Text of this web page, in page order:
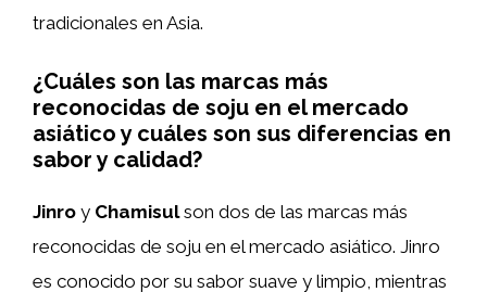
tradicionales en Asia.
¿Cuáles son las marcas más
reconocidas de soju en el mercado
asiático y cuáles son sus diferencias en
sabor y calidad?
Jinro y Chamisulson dos de las marcas más
reconocidas de soju en el mercado asiático. Jinro
es conocido por su sabor suave y limpio, mientras